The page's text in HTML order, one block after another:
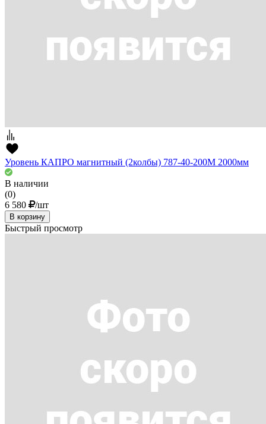
Уровень КАПРО магнитный (2колбы) 787-40-200М 2000мм
В наличии
(0)
6 580
/шт
В корзину
Быстрый просмотр